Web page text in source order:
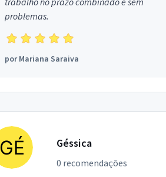
problemas.
porMariana Saraiva
Géssica
0 recomendações